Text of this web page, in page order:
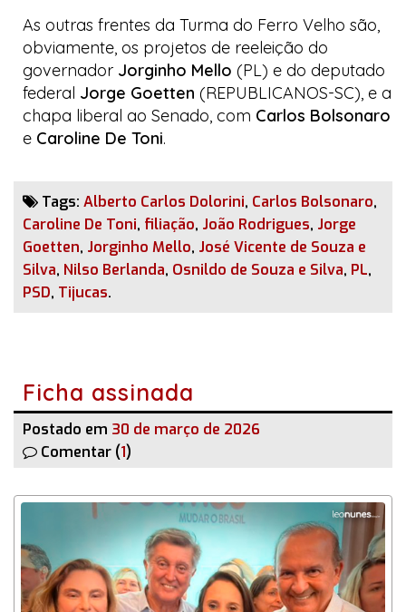
As outras frentes da Turma do Ferro Velho são,
obviamente, os projetos de reeleição do
governador Jorginho Mello (PL) e do deputado
federal Jorge Goetten (REPUBLICANOS-SC), e a
chapa liberal ao Senado, com Carlos Bolsonaro
e Caroline De Toni.
Tags: Alberto Carlos Dolorini, Carlos Bolsonaro,
Caroline De Toni, filiação, João Rodrigues, Jorge
Goetten, Jorginho Mello, José Vicente de Souza e
Silva, Nilso Berlanda, Osnildo de Souza e Silva, PL,
PSD, Tijucas.
Ficha assinada
Postado em 30 de março de 2026
Comentar (1)